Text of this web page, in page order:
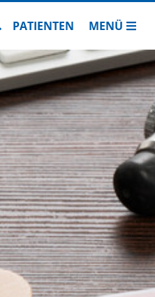
Zur Seitensuche
PATIENTEN MENÜ